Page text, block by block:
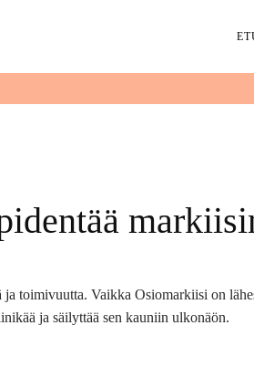
toimivuutta. Vaikka Osiomarkiisi on
ja säilyttää sen kauniin ulkonäön.